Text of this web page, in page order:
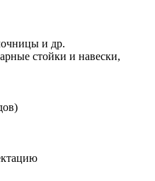
и др.
стойки и навески,